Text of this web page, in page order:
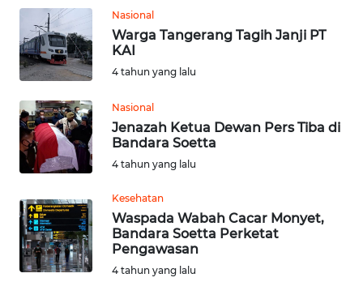
Nasional
Warga Tangerang Tagih Janji PT
KAI
4 tahun yang lalu
Nasional
Jenazah Ketua Dewan Pers Tiba di
Bandara Soetta
4 tahun yang lalu
Kesehatan
Waspada Wabah Cacar Monyet,
Bandara Soetta Perketat
Pengawasan
4 tahun yang lalu
WN
DAIRI
WN
TOBA
WN
NIAS
WN
LANGKAT
WN